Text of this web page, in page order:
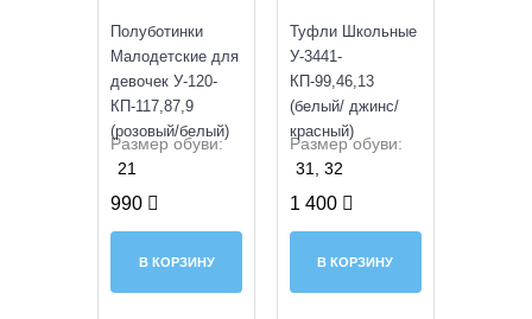
Полуботинки
Малодетские для
девочек У-120-
КП-117,87,9
(розовый/белый)
Размер обуви:
21
990
В КОРЗИНУ
Туфли Школьные
У-3441-
КП-99,46,13
(белый/ джинс/
красный)
Размер обуви:
31, 32
1 400
В КОРЗИНУ